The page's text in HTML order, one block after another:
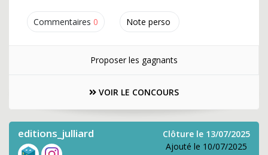
Commentaires 0 Note perso
Proposer les gagnants
VOIR LE CONCOURS
editions_julliard
Clôture le 13/07/2025
Ajouté le 10/07/2025